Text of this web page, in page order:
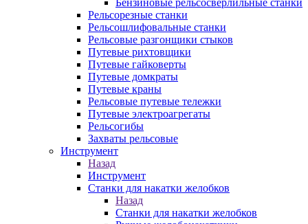
Бензиновые рельсосверлильные станки
Рельсорезные станки
Рельсошлифовальные станки
Рельсовые разгонщики стыков
Путевые рихтовщики
Путевые гайковерты
Путевые домкраты
Путевые краны
Рельсовые путевые тележки
Путевые электроагрегаты
Рельсогибы
Захваты рельсовые
Инструмент
Назад
Инструмент
Станки для накатки желобков
Назад
Станки для накатки желобков